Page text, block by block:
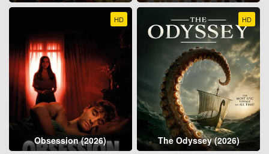
HD
Obsession (2026)
HD
The Odyssey (2026)